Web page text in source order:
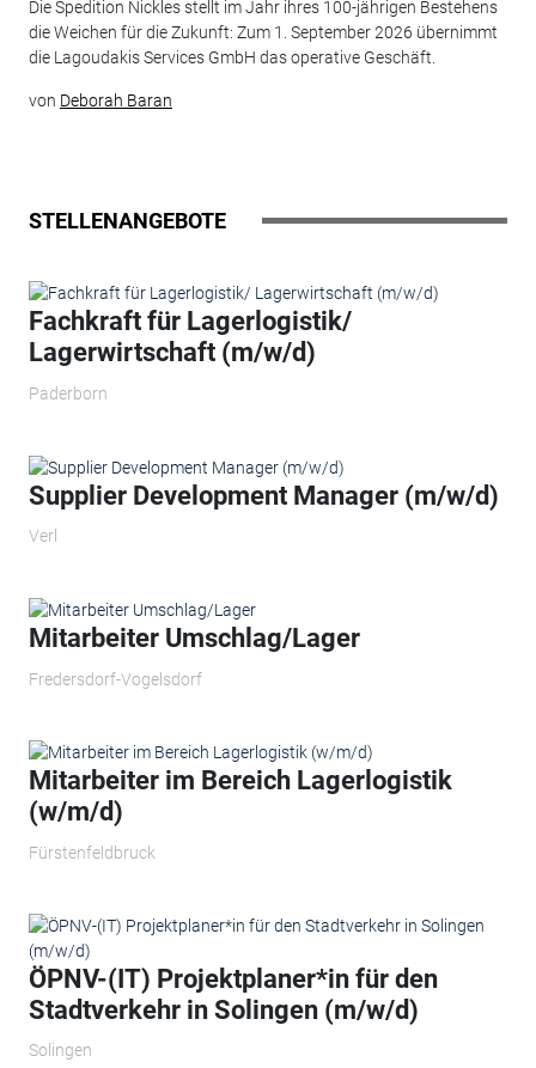
Die Spedition Nickles stellt im Jahr ihres 100-jährigen Bestehens
die Weichen für die Zukunft: Zum 1. September 2026 übernimmt
die Lagoudakis Services GmbH das operative Geschäft.
von Deborah Baran
STELLENANGEBOTE
Fachkraft für Lagerlogistik/
Lagerwirtschaft (m/w/d)
Paderborn
Supplier Development Manager (m/w/d)
Verl
Mitarbeiter Umschlag/Lager
Fredersdorf-Vogelsdorf
Mitarbeiter im Bereich Lagerlogistik
(w/m/d)
Fürstenfeldbruck
ÖPNV-(IT) Projektplaner*in für den
Stadtverkehr in Solingen (m/w/d)
Solingen